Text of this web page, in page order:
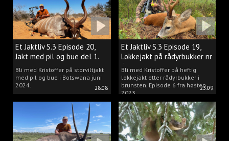
28:08
Et Jaktliv S.3 Episode 20,
Jakt med pil og bue del 1.
Bli med Kristoffer på storviltjakt
med pil og bue i Botswana juni
2024.
23:09
Et Jaktliv S.3 Episode 19,
Lokkejakt på rådyrbukker nr
6
Bli med Kristoffer på heftig
lokkejakt etter rådyrbukker i
brunsten. Episode 6 fra høsten
2023.